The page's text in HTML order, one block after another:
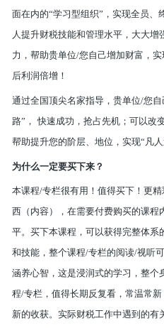
面在内的“学习型组织”，实现全员、
人提升财税技能和管理水平，大大增
力， 帮助贵单位/您自己增加财富， 实
后利润倍增！
通过全国顶尖名家指导，贵单位/您
路”， 快速成功，抢占先机； 可以改
帮助提升您的阶层、地位，实现“凡人
为什么一定要买下来？
本课程/专栏很有用！值得买下！更
西（内容），在需要付费购买的课程
平。买下本课程，可以获得完整体系
和技能，整个课程/专栏的阅读/视听
涵养心智，这是浸润式的学习，整
程/专栏，值得长期反复看，常温常
新的收获。实际财税工作中遇到的